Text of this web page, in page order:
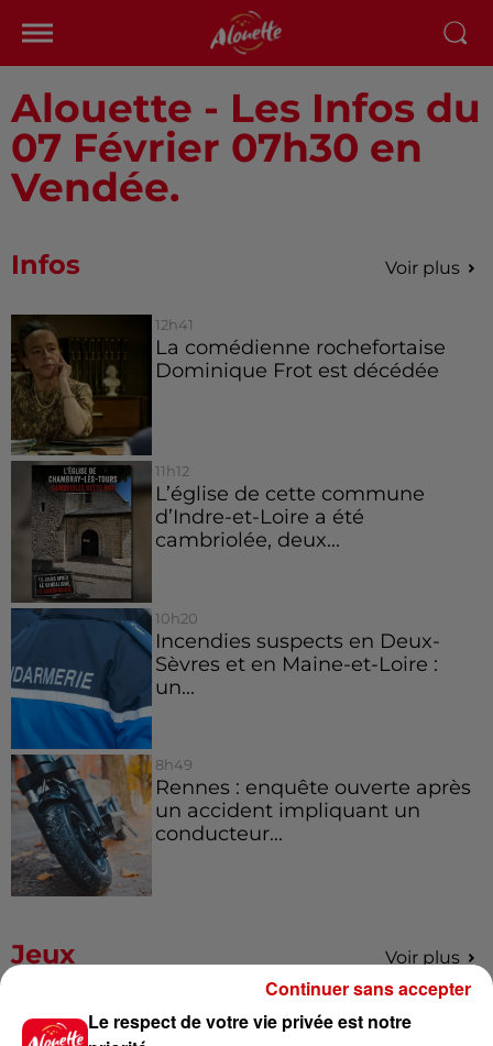
Alouette - Les Infos du
07 Février 07h30 en
Vendée.
Infos Voir plus
12h41
La comédienne rochefortaise
Dominique Frot est décédée
11h12
L’église de cette commune
d’Indre-et-Loire a été
cambriolée, deux...
10h20
Incendies suspects en Deux-
Sèvres et en Maine-et-Loire :
un...
8h49
Rennes : enquête ouverte après
un accident impliquant un
conducteur...
Jeux Voir plus
Gagnez vos places pour le
festival Marché Gourmand 2026
Le respect de votre vie privée est notre
Continuer sans accepter